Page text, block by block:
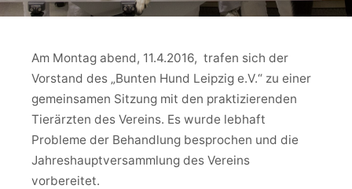
Am Montag abend, 11.4.2016, trafen sich der
Vorstand des „Bunten Hund Leipzig e.V.“ zu einer
gemeinsamen Sitzung mit den praktizierenden
Tierärzten des Vereins. Es wurde lebhaft
Probleme der Behandlung besprochen und die
Jahreshauptversammlung des Vereins
vorbereitet.